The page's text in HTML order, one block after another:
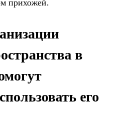
прихожей.
в
его